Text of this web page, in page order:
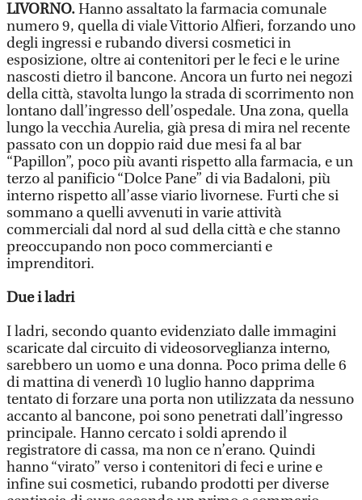
LIVORNO.Hanno assaltato la farmacia comunale
numero 9, quella di viale Vittorio Alfieri, forzando uno
degli ingressi e rubando diversi cosmetici in
esposizione, oltre ai contenitori per le feci e le urine
nascosti dietro il bancone. Ancora un furto nei negozi
della città, stavolta lungo la strada di scorrimento non
lontano dall’ingresso dell’ospedale. Una zona, quella
lungo la vecchia Aurelia, già presa di mira nel recente
passato con un doppio raid due mesi fa al bar
“Papillon”, poco più avanti rispetto alla farmacia, e un
terzo al panificio “Dolce Pane” di via Badaloni, più
interno rispetto all’asse viario livornese. Furti che si
sommano a quelli avvenuti in varie attività
commerciali dal nord al sud della città e che stanno
preoccupando non poco commercianti e
imprenditori.
Due i ladri
I ladri, secondo quanto evidenziato dalle immagini
scaricate dal circuito di videosorveglianza interno,
sarebbero un uomo e una donna. Poco prima delle 6
di mattina di venerdì 10 luglio hanno dapprima
tentato di forzare una porta non utilizzata da nessuno
accanto al bancone, poi sono penetrati dall’ingresso
principale. Hanno cercato i soldi aprendo il
registratore di cassa, ma non ce n’erano. Quindi
hanno “virato” verso i contenitori di feci e urine e
infine sui cosmetici, rubando prodotti per diverse